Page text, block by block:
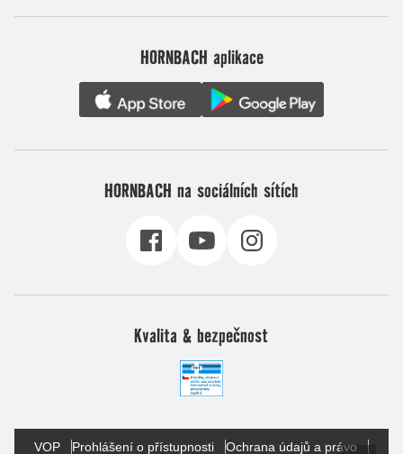
HORNBACH aplikace
HORNBACH na sociálních sítích
Kvalita & bezpečnost
VOP Prohlášení o přístupnosti Ochrana údajů a právo